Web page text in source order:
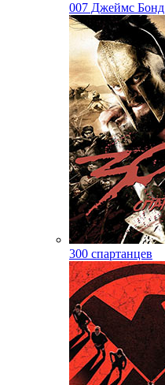
007 Джеймс Бонд
300 спартанцев